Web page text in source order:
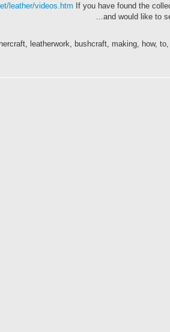
leather/videos.htm If you have found the
and would like to
leatherwork, bushcraft, making, how,